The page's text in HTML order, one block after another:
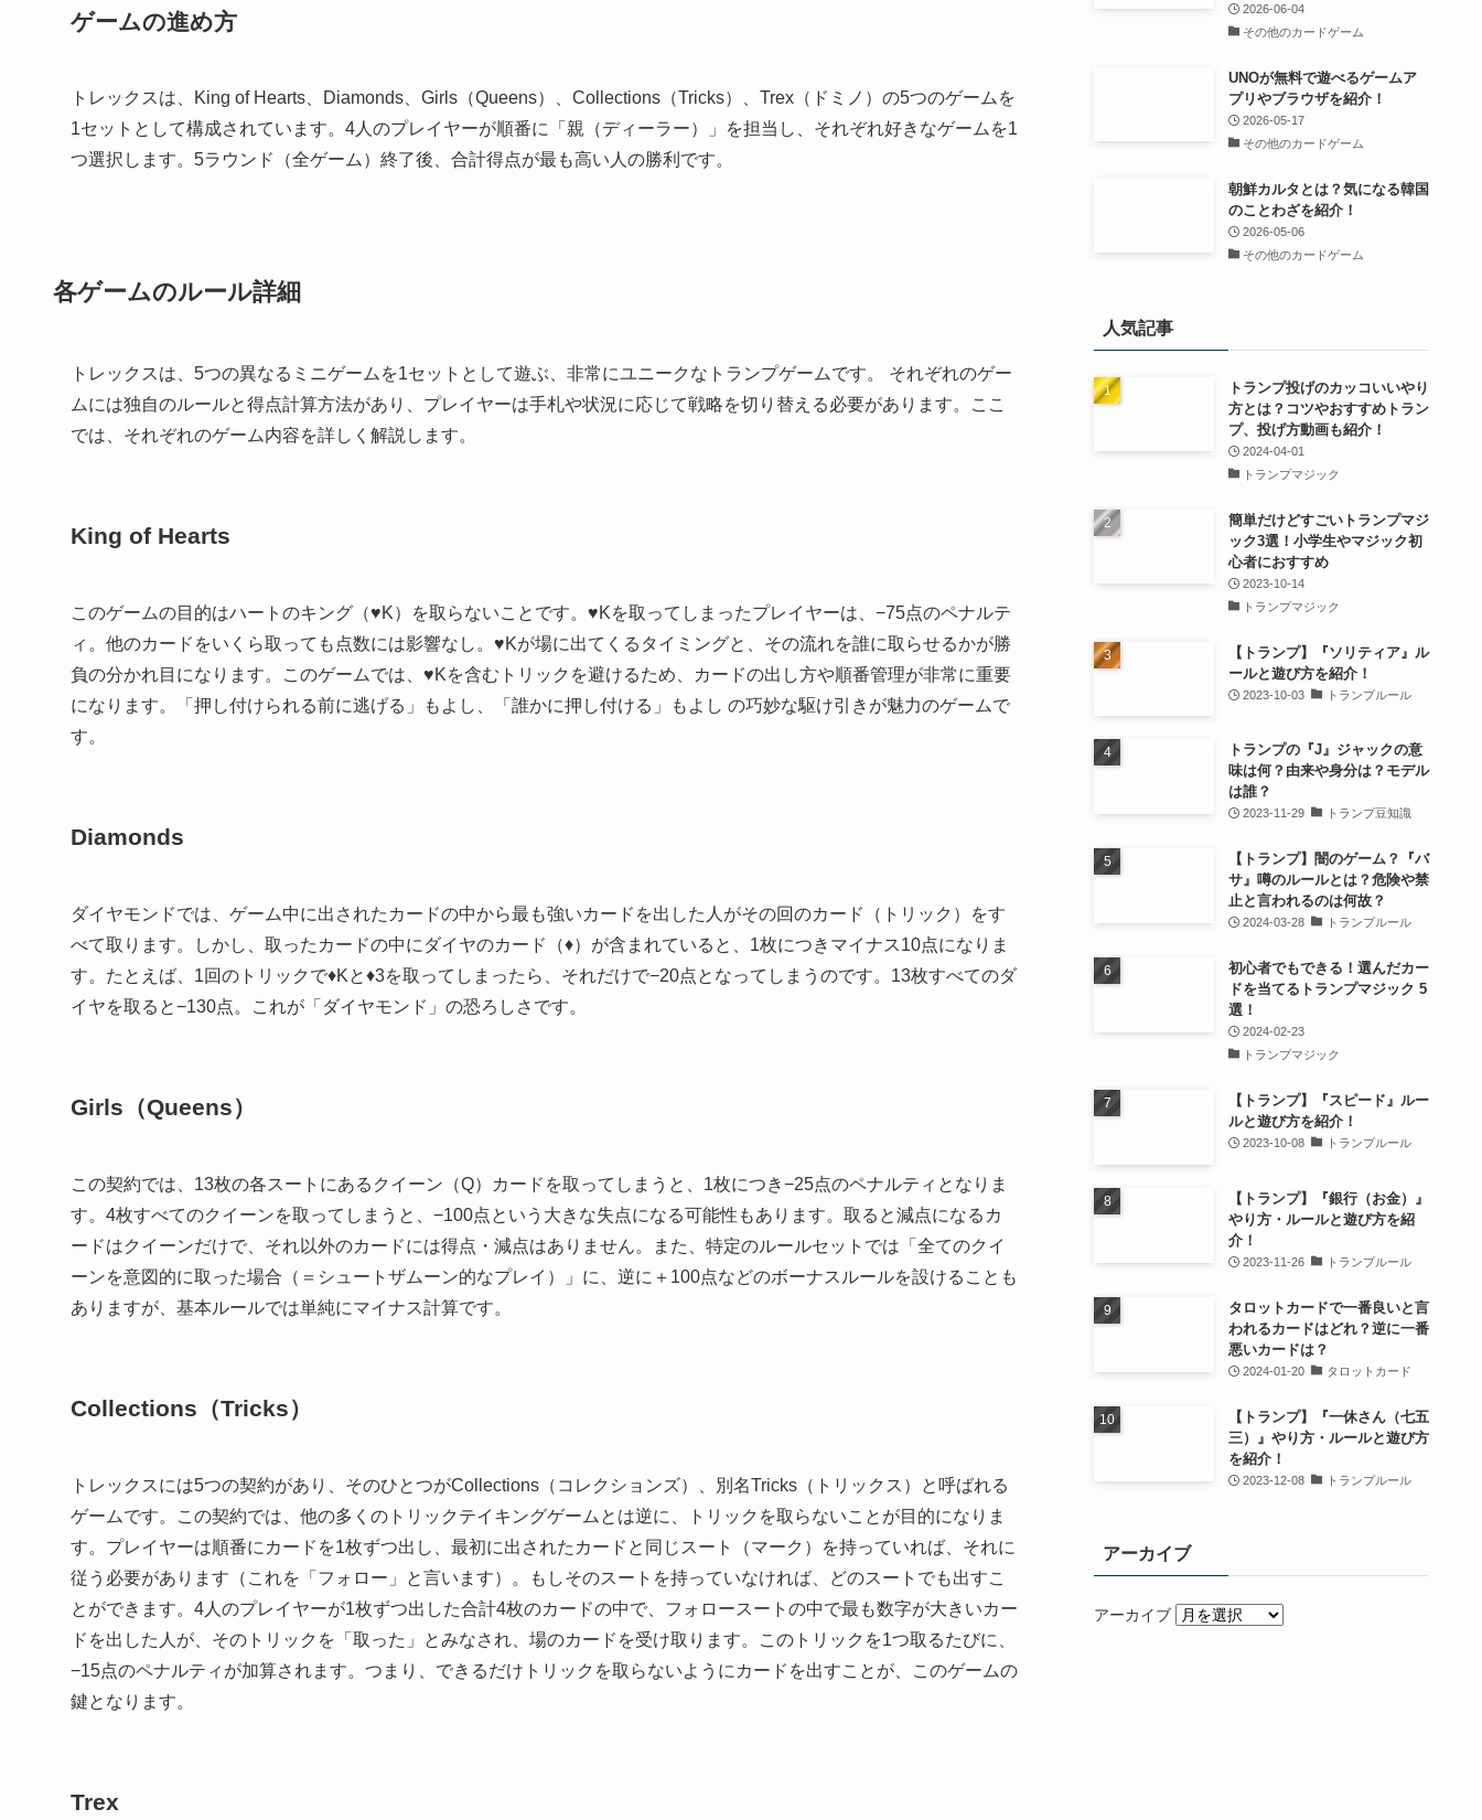
ゲームの進め方
トレックスは、King of Hearts、Diamonds、Girls（Queens）、Collections（Tricks）、Trex（ドミノ）の5つのゲームを
1セットとして構成されています。4人のプレイヤーが順番に「親（ディーラー）」を担当し、それぞれ好きなゲームを1
つ選択します。5ラウンド（全ゲーム）終了後、合計得点が最も高い人の勝利です。
各ゲームのルール詳細
トレックスは、5つの異なるミニゲームを1セットとして遊ぶ、非常にユニークなトランプゲームです。 それぞれのゲー
ムには独自のルールと得点計算方法があり、プレイヤーは手札や状況に応じて戦略を切り替える必要があります。ここ
では、それぞれのゲーム内容を詳しく解説します。
King of Hearts
このゲームの目的はハートのキング（♥K）を取らないことです。♥Kを取ってしまったプレイヤーは、−75点のペナルテ
ィ。他のカードをいくら取っても点数には影響なし。♥Kが場に出てくるタイミングと、その流れを誰に取らせるかが勝
負の分かれ目になります。このゲームでは、♥Kを含むトリックを避けるため、カードの出し方や順番管理が非常に重要
になります。「押し付けられる前に逃げる」もよし、「誰かに押し付ける」もよし の巧妙な駆け引きが魅力のゲームで
す。
Diamonds
ダイヤモンドでは、ゲーム中に出されたカードの中から最も強いカードを出した人がその回のカード（トリック）をす
べて取ります。しかし、取ったカードの中にダイヤのカード（♦）が含まれていると、1枚につきマイナス10点になりま
す。たとえば、1回のトリックで♦Kと♦3を取ってしまったら、それだけで−20点となってしまうのです。13枚すべてのダ
イヤを取ると−130点。これが「ダイヤモンド」の恐ろしさです。
Girls（Queens）
この契約では、13枚の各スートにあるクイーン（Q）カードを取ってしまうと、1枚につき−25点のペナルティとなりま
す。4枚すべてのクイーンを取ってしまうと、−100点という大きな失点になる可能性もあります。取ると減点になるカ
ードはクイーンだけで、それ以外のカードには得点・減点はありません。また、特定のルールセットでは「全てのクイ
ーンを意図的に取った場合（＝シュートザムーン的なプレイ）」に、逆に＋100点などのボーナスルールを設けることも
ありますが、基本ルールでは単純にマイナス計算です。
Collections（Tricks）
トレックスには5つの契約があり、そのひとつがCollections（コレクションズ）、別名Tricks（トリックス）と呼ばれる
ゲームです。この契約では、他の多くのトリックテイキングゲームとは逆に、トリックを取らないことが目的になりま
す。プレイヤーは順番にカードを1枚ずつ出し、最初に出されたカードと同じスート（マーク）を持っていれば、それに
従う必要があります（これを「フォロー」と言います）。もしそのスートを持っていなければ、どのスートでも出すこ
とができます。4人のプレイヤーが1枚ずつ出した合計4枚のカードの中で、フォロースートの中で最も数字が大きいカー
ドを出した人が、そのトリックを「取った」とみなされ、場のカードを受け取ります。このトリックを1つ取るたびに、
−15点のペナルティが加算されます。つまり、できるだけトリックを取らないようにカードを出すことが、このゲームの
鍵となります。
Trex
2026-06-04
その他のカードゲーム
UNOが無料で遊べるゲームア
プリやブラウザを紹介！
2026-05-17
その他のカードゲーム
朝鮮カルタとは？気になる韓国
のことわざを紹介！
2026-05-06
その他のカードゲーム
人気記事
トランプ投げのカッコいいやり
方とは？コツやおすすめトラン
プ、投げ方動画も紹介！
2024-04-01
トランプマジック
簡単だけどすごいトランプマジ
ック3選！小学生やマジック初
心者におすすめ
2023-10-14
トランプマジック
【トランプ】『ソリティア』ル
ールと遊び方を紹介！
2023-10-03 トランプルール
トランプの『J』ジャックの意
味は何？由来や身分は？モデル
は誰？
2023-11-29 トランプ豆知識
【トランプ】闇のゲーム？『バ
サ』噂のルールとは？危険や禁
止と言われるのは何故？
2024-03-28 トランプルール
初心者でもできる！選んだカー
ドを当てるトランプマジック 5
選！
2024-02-23
トランプマジック
【トランプ】『スピード』ルー
ルと遊び方を紹介！
2023-10-08 トランプルール
【トランプ】『銀行（お金）』
やり方・ルールと遊び方を紹
介！
2023-11-26 トランプルール
タロットカードで一番良いと言
われるカードはどれ？逆に一番
悪いカードは？
2024-01-20 タロットカード
【トランプ】『一休さん（七五
三）』やり方・ルールと遊び方
を紹介！
2023-12-08 トランプルール
アーカイブ
アーカイブ